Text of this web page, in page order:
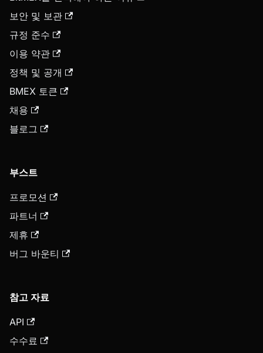
보안 및 보관
규정 준수
이용 약관
정책 및 공개
BMEX 토큰
채용
블로그
부스트
프로모션
파트너
제휴
버그 바운티
참고 자료
API
수수료